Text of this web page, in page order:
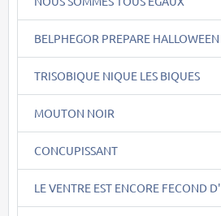
BELPHEGOR PREPARE HALLOWEEN
TRISOBIQUE NIQUE LES BIQUES
MOUTON NOIR
CONCUPISSANT
LE VENTRE EST ENCORE FECOND D'